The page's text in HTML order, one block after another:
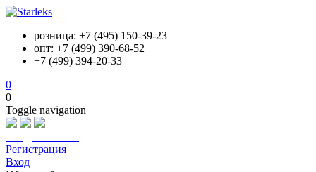
розница: +7 (495) 150-39-23
опт: +7 (499) 390-68-52
+7 (499) 394-20-33
0
0
Toggle navigation
Регистрация
Вход